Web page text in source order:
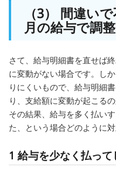
（3） 間違い
月の給与で調
さて、給与明細書を直せば
に変動がない場合です。し
りにくいもので、給与明細
り、支給額に変動が起こるの
その結果、給与を多く払い
た、という場合どのように
1 給与を少なく払っ